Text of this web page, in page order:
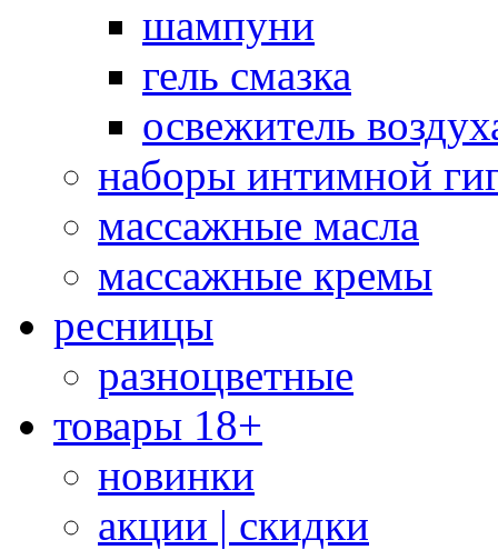
шампуни
гель смазка
освежитель
наборы интимной
массажные масла
массажные кремы
ресницы
разноцветные
товары 18+
новинки
акции | скидки